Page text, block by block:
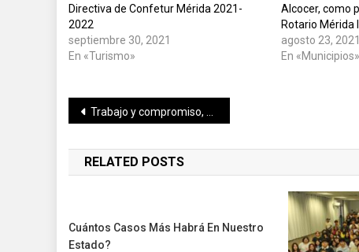
Directiva de Confetur Mérida 2021-
2022
septiembre 30, 2021
En «Turismo»
Alcocer, como
Rotario Mérida
agosto 23, 2021
En «Municipios»
Navegación
de
entradas
Trabajo y compromiso, unidos y con fortaleza: VHLP
RELATED POSTS
Cuántos Casos Más Habrá En Nuestro
Estado?